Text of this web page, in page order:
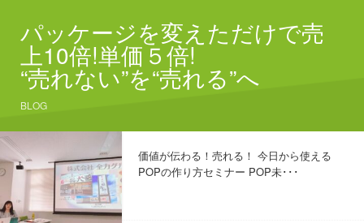
パッケージを変えただけで売
上10倍!単価５倍!
“売れない”を“売れる”へ
BLOG
価値が伝わる！売れる！ 今日から使える
POPの作り方セミナー POP未･･･